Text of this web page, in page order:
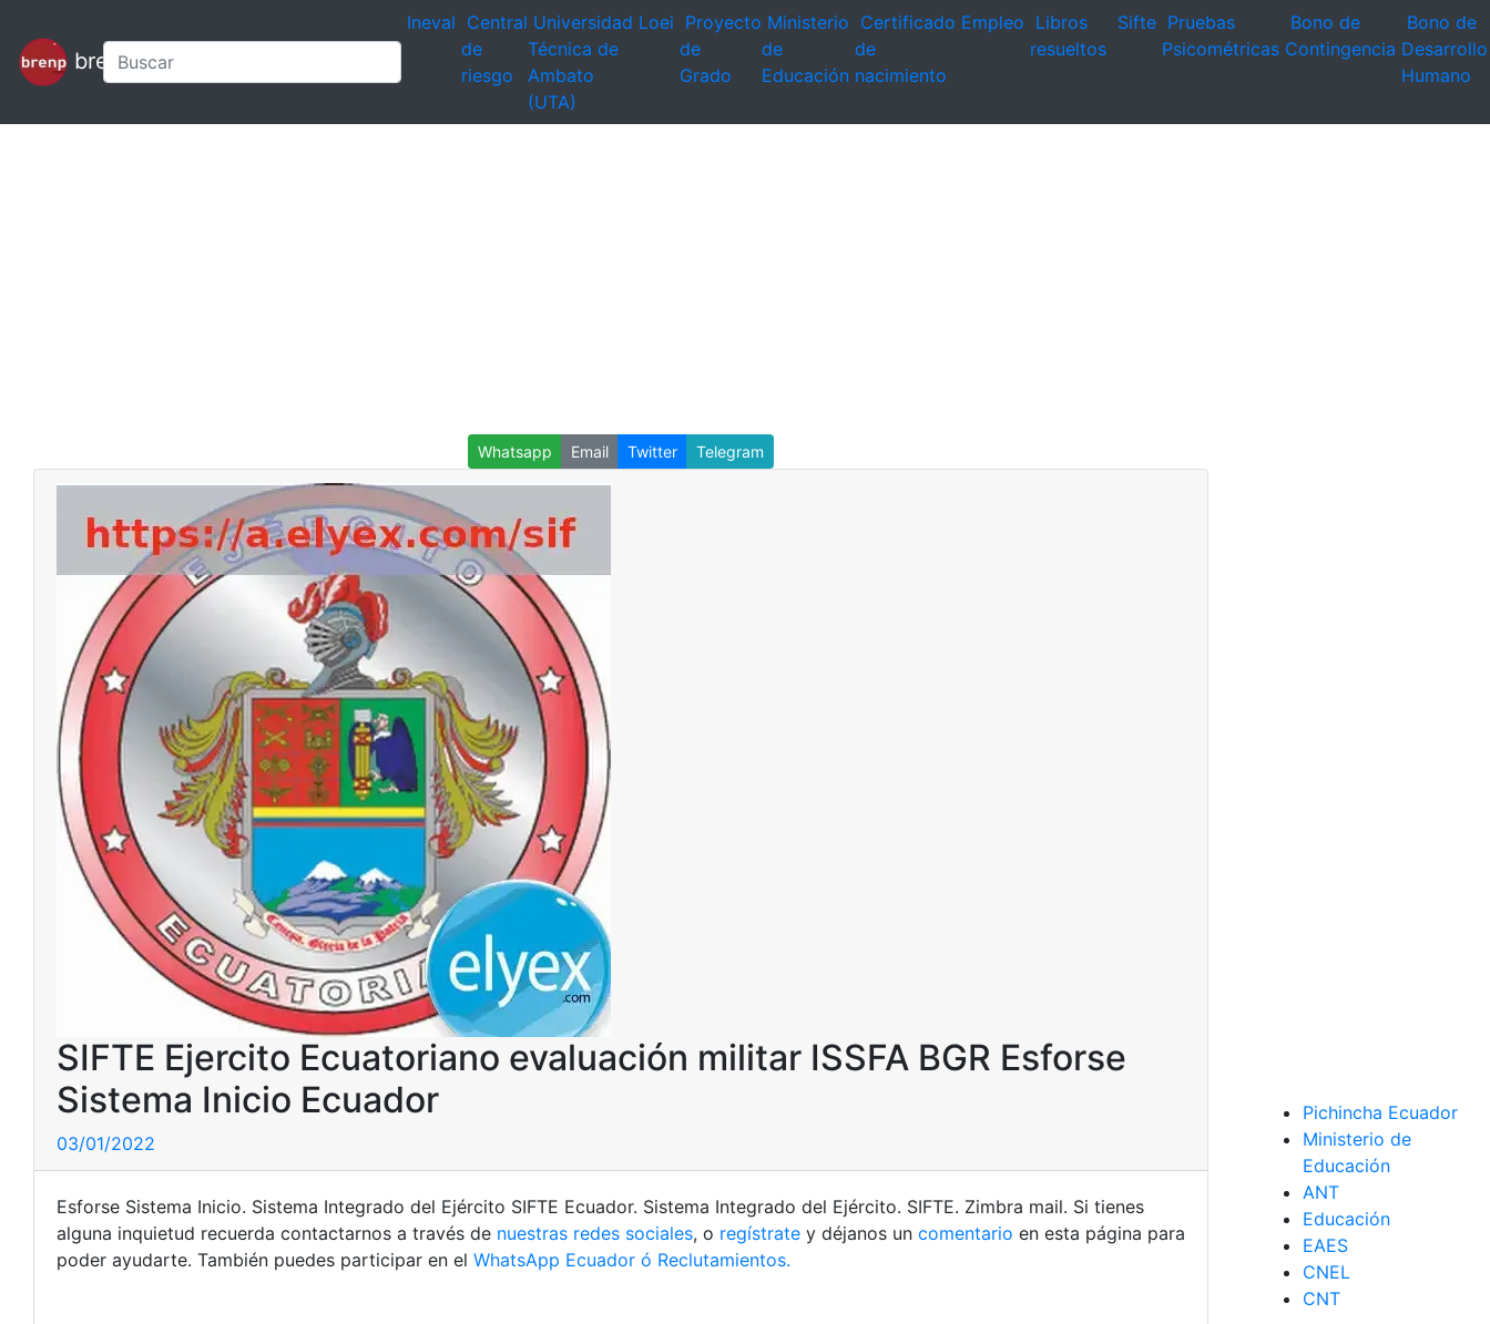
brenp
Ineval Central
de
riesgo
Universidad
Técnica de
Ambato
(UTA)
Loei Proyecto
de
Grado
Ministerio
de
Educación
Certificado
de
nacimiento
Empleo Libros
resueltos
Sifte Pruebas
Psicométricas
Bono de
Contingencia
Bono de
Desarrollo
Humano
Whatsapp Email Twitter Telegram
SIFTE Ejercito Ecuatoriano evaluación militar ISSFA BGR Esforse
Sistema Inicio Ecuador
03/01/2022
Esforse Sistema Inicio. Sistema Integrado del Ejército SIFTE Ecuador. Sistema Integrado del Ejército. SIFTE. Zimbra mail. Si tienes
alguna inquietud recuerda contactarnos a través de nuestras redes sociales, o regístrate y déjanos un comentario en esta página para
poder ayudarte. También puedes participar en el WhatsApp Ecuador ó Reclutamientos.
Pichincha Ecuador
Ministerio de
Educación
ANT
Educación
EAES
CNEL
CNT